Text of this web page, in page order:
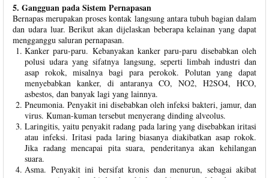
5. Gangguan pada Sistem Pernapasan
Bernapas merupakan proses kontak langsung antara tubuh bagian dalam
dan udara luar. Berikut akan dijelaskan beberapa kelainan yang dapat
mengganggu saluran pernapasan.
Kanker paru-paru. Kebanyakan kanker paru-paru disebabkan oleh
polusi udara yang sifatnya langsung, seperti limbah industri dan
asap rokok, misalnya bagi para perokok. Polutan yang dapat
menyebabkan kanker, di antaranya CO, NO2, H2SO4, HCO,
asbestos, dan banyak lagi yang lainnya.
Pneumonia. Penyakit ini disebabkan oleh infeksi bakteri, jamur, dan
virus. Kuman-kuman tersebut menyerang dinding alveolus.
Laringitis, yaitu penyakit radang pada laring yang disebabkan iritasi
atau infeksi. Iritasi pada laring biasanya diakibatkan asap rokok.
Jika radang mencapai pita suara, penderitanya akan kehilangan
suara.
Asma. Penyakit ini bersifat kronis dan menurun, sebagai akibat